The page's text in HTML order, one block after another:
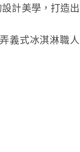
計美學，打造出